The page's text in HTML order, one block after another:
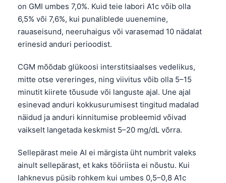
on GMI umbes 7,0%. Kuid teie labori A1c võib olla
6,5% või 7,6%, kui punaliblede uuenemine,
rauaseisund, neeruhaigus või varasemad 10 nädalat
erinesid anduri perioodist.
CGM mõõdab glükoosi interstitsiaalses vedelikus,
mitte otse vereringes, ning viivitus võib olla 5–15
minutit kiirete tõusude või languste ajal. Une ajal
esinevad anduri kokkusurumisest tingitud madalad
näidud ja anduri kinnitumise probleemid võivad
vaikselt langetada keskmist 5–20 mg/dL võrra.
Sellepärast meie AI ei märgista üht numbrit valeks
ainult sellepärast, et kaks tööriista ei nõustu. Kui
lahknevus püsib rohkem kui umbes 0,5–0,8 A1c
Tagalog
ไทย
ភាសាខ្មែរ
Kiswahili
አማርኛ
Українська
Қазақ тілі
Suomi